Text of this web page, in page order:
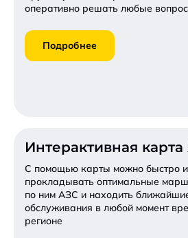
оперативно решать любые
Подробнее
Интерактивная
С помощью карты можно быстро и
прокладывать оптимальные
по ним АЗС и находить
обслуживания в любой момент
регионе